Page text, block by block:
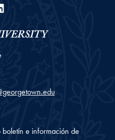
boletín e información de